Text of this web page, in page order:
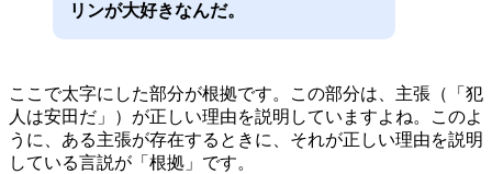
リンが大好きなんだ。
ここで太字にした部分が根拠です。この部分は、主張（「犯
人は安田だ」）が正しい理由を説明していますよね。このよ
うに、ある主張が存在するときに、それが正しい理由を説明
している言説が「根拠」です。